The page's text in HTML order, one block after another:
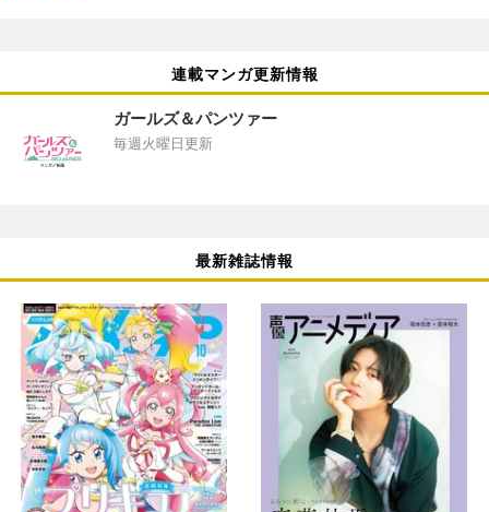
連載マンガ更新情報
ガールズ＆パンツァー
毎週火曜日更新
最新雑誌情報